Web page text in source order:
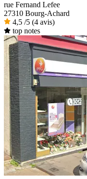
rue Fernand Lefee
27310 Bourg-Achard
4,5 /5 (4 avis)
top notes